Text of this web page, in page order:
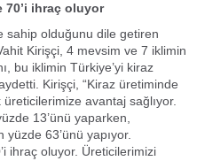
70’i ihraç oluyor
sahip olduğunu dile getiren
Kirişçi, 4 mevsim ve 7 iklimin
bu iklimin Türkiye’yi kiraz
Kirişçi, “Kiraz üretiminde
avantaj sağlıyor.
13’ünü yaparken,
63’ünü yapıyor.
ihraç oluyor. Üreticilerimizi